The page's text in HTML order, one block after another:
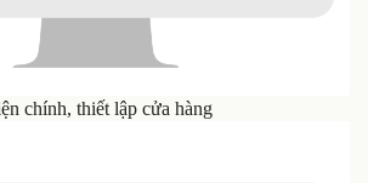
chính, thiết lập cửa hàng